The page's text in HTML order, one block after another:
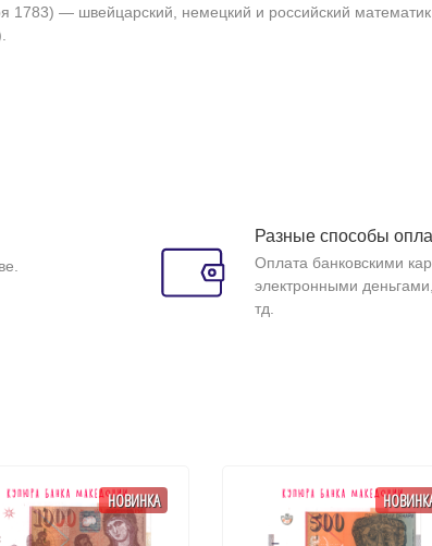
— швейцарский, немецкий и российский
Разные способы
Оплата банковскими
электронными
тд.
НОВИНКА